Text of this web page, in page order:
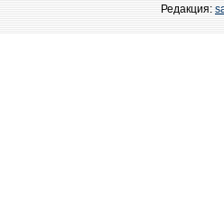
Редакция: